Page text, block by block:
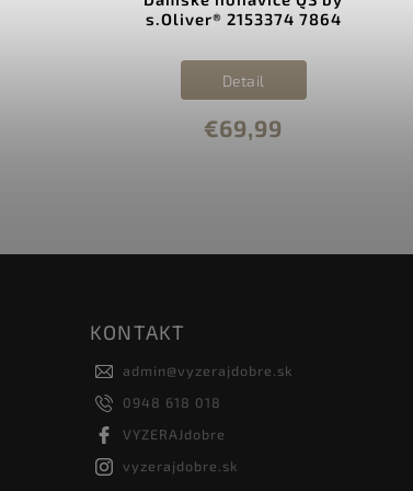
s.Oliver® 2153374 7864
€69,99
Detail
KONTAKT
admin@vyzerajdobre.sk
0948 618 018
VYZERAJdobre
vyzerajdobre.sk